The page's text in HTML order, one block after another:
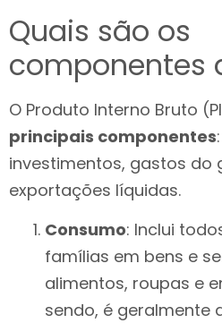
Quais são os
componentes
O Produto Interno Bruto
principais componentes
investimentos, gastos do
exportações líquidas.
Consumo: Inclui
famílias em bens e
alimentos, roupas e
sendo, é geralmente